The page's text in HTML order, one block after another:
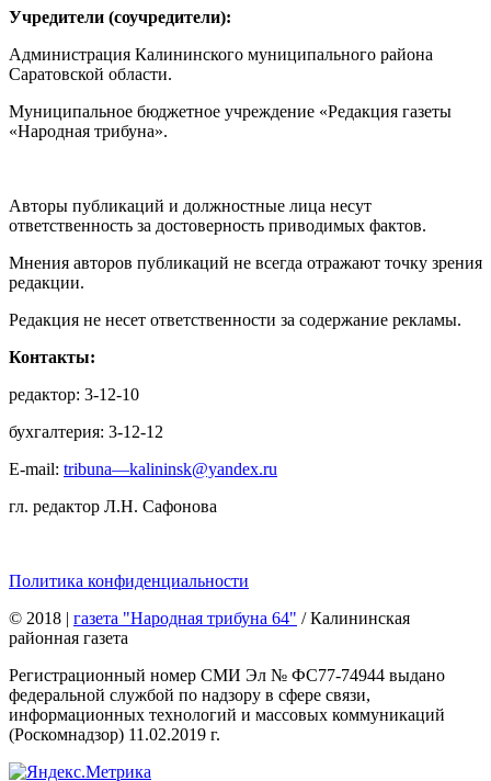
Учредители (соучредители):
Администрация Калининского муниципального района
Саратовской области.
Муниципальное бюджетное учреждение «Редакция газеты
«Народная трибуна».
Авторы публикаций и должностные лица несут
ответственность за достоверность приводимых фактов.
Мнения авторов публикаций не всегда отражают точку зрения
редакции.
Редакция не несет ответственности за содержание рекламы.
Контакты:
редактор: 3-12-10
бухгалтерия: 3-12-12
E-mail: tribuna—kalininsk@yandex.ru
гл. редактор Л.Н. Сафонова
Политика конфиденциальности
© 2018 | газета "Народная трибуна 64" / Калининская
районная газета
Регистрационный номер СМИ Эл № ФС77-74944 выдано
федеральной службой по надзору в сфере связи,
информационных технологий и массовых коммуникаций
(Роскомнадзор) 11.02.2019 г.